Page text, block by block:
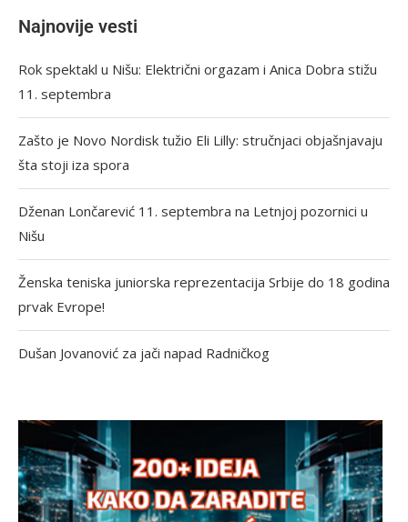
Najnovije vesti
Rok spektakl u Nišu: Električni orgazam i Anica Dobra stižu
11. septembra
Zašto je Novo Nordisk tužio Eli Lilly: stručnjaci objašnjavaju
šta stoji iza spora
Dženan Lončarević 11. septembra na Letnjoj pozornici u
Nišu
Ženska teniska juniorska reprezentacija Srbije do 18 godina
prvak Evrope!
Dušan Jovanović za jači napad Radničkog